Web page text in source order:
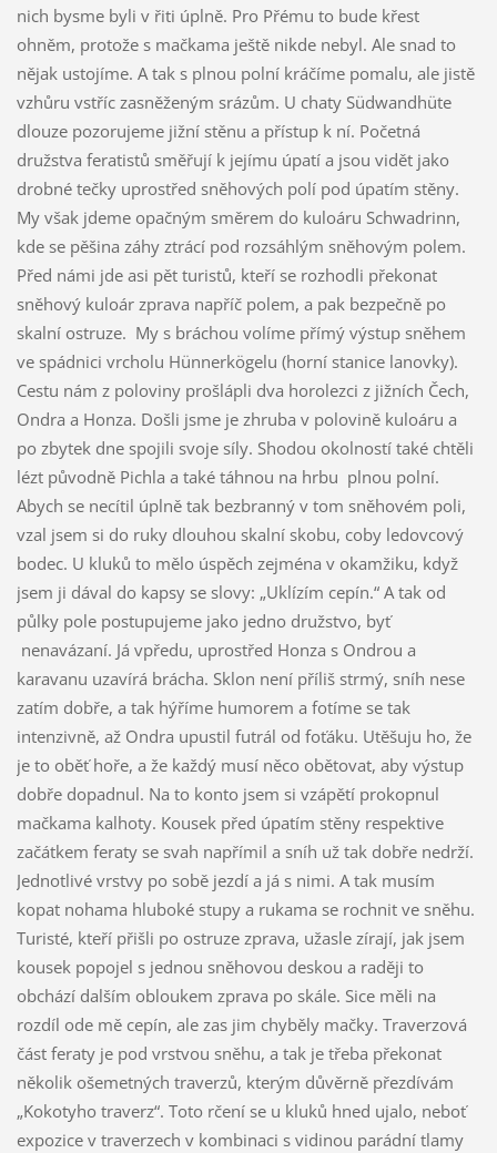
nich bysme byli v řiti úplně. Pro Přému to bude křest
ohněm, protože s mačkama ještě nikde nebyl. Ale snad to
nějak ustojíme. A tak s plnou polní kráčíme pomalu, ale jistě
vzhůru vstříc zasněženým srázům. U chaty Südwandhüte
dlouze pozorujeme jižní stěnu a přístup k ní. Početná
družstva feratistů směřují k jejímu úpatí a jsou vidět jako
drobné tečky uprostřed sněhových polí pod úpatím stěny.
My však jdeme opačným směrem do kuloáru Schwadrinn,
kde se pěšina záhy ztrácí pod rozsáhlým sněhovým polem.
Před námi jde asi pět turistů, kteří se rozhodli překonat
sněhový kuloár zprava napříč polem, a pak bezpečně po
skalní ostruze. My s bráchou volíme přímý výstup sněhem
ve spádnici vrcholu Hünnerkögelu (horní stanice lanovky).
Cestu nám z poloviny prošlápli dva horolezci z jižních Čech,
Ondra a Honza. Došli jsme je zhruba v polovině kuloáru a
po zbytek dne spojili svoje síly. Shodou okolností také chtěli
lézt původně Pichla a také táhnou na hrbu plnou polní.
Abych se necítil úplně tak bezbranný v tom sněhovém poli,
vzal jsem si do ruky dlouhou skalní skobu, coby ledovcový
bodec. U kluků to mělo úspěch zejména v okamžiku, když
jsem ji dával do kapsy se slovy: „Uklízím cepín.“ A tak od
půlky pole postupujeme jako jedno družstvo, byť
nenavázaní. Já vpředu, uprostřed Honza s Ondrou a
karavanu uzavírá brácha. Sklon není příliš strmý, sníh nese
zatím dobře, a tak hýříme humorem a fotíme se tak
intenzivně, až Ondra upustil futrál od foťáku. Utěšuju ho, že
je to oběť hoře, a že každý musí něco obětovat, aby výstup
dobře dopadnul. Na to konto jsem si vzápětí prokopnul
mačkama kalhoty. Kousek před úpatím stěny respektive
začátkem feraty se svah napřímil a sníh už tak dobře nedrží.
Jednotlivé vrstvy po sobě jezdí a já s nimi. A tak musím
kopat nohama hluboké stupy a rukama se rochnit ve sněhu.
Turisté, kteří přišli po ostruze zprava, užasle zírají, jak jsem
kousek popojel s jednou sněhovou deskou a raději to
obchází dalším obloukem zprava po skále. Sice měli na
rozdíl ode mě cepín, ale zas jim chyběly mačky. Traverzová
část feraty je pod vrstvou sněhu, a tak je třeba překonat
několik ošemetných traverzů, kterým důvěrně přezdívám
„Kokotyho traverz“. Toto rčení se u kluků hned ujalo, neboť
expozice v traverzech v kombinaci s vidinou parádní tlamy